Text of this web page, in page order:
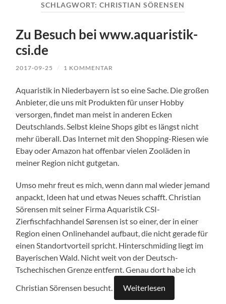
SCHLAGWORT:CHRISTIAN SÖRENSEN
Zu Besuch bei www.aquaristik-
csi.de
2017-09-25 / 1 KOMMENTAR
Aquaristik in Niederbayern ist so eine Sache. Die großen
Anbieter, die uns mit Produkten für unser Hobby
versorgen, findet man meist in anderen Ecken
Deutschlands. Selbst kleine Shops gibt es längst nicht
mehr überall. Das Internet mit den Shopping-Riesen wie
Ebay oder Amazon hat offenbar vielen Zooläden in
meiner Region nicht gutgetan.
Umso mehr freut es mich, wenn dann mal wieder jemand
anpackt, Ideen hat und etwas Neues schafft. Christian
Sörensen mit seiner Firma Aquaristik CSI-
Zierfischfachhandel Sørensen ist so einer, der in einer
Region einen Onlinehandel aufbaut, die nicht gerade für
einen Standortvorteil spricht. Hinterschmiding liegt im
Bayerischen Wald. Nicht weit von der Deutsch-
Tschechischen Grenze entfernt. Genau dort habe ich
Christian Sörensen besucht.
Weiterlesen